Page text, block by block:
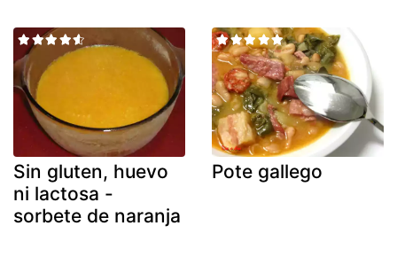
Sin gluten, huevo
ni lactosa -
sorbete de naranja
Pote gallego